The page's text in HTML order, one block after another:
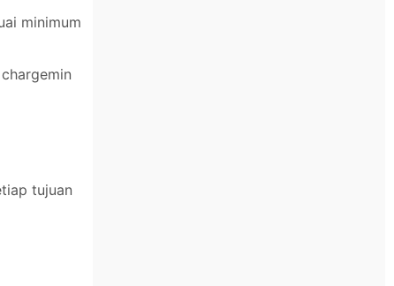
minimum
tujuan